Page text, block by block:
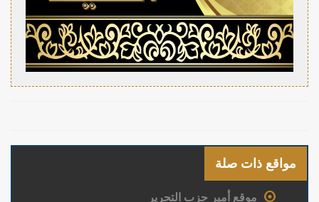
مواقع ذات صلة
موقع أمير حزب التحرير